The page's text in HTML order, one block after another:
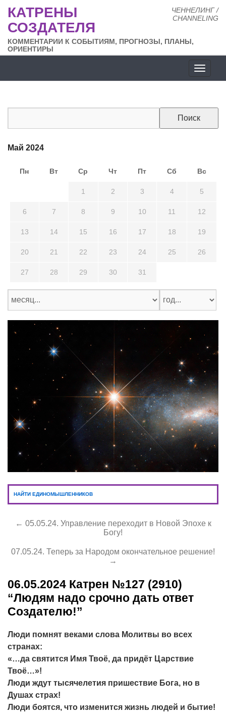
ЧЕННЕЛИНГ /
CHANNELING
КАТРЕНЫ
СОЗДАТЕЛЯ
КОММЕНТАРИИ К СОБЫТИЯМ, ПРОГНОЗЫ, ПЛАНЫ,
ОРИЕНТИРЫ
сайта
Май 2024
Пн Вт Ср Чт Пт Сб Вс
1 2 3 4 5
6 7 8 9 10 11 12
13 14 15 16 17 18 19
20 21 22 23 24 25 26
27 28 29 30 31
НАЙТИ ЕДИНОМЫШЛЕННИКОВ
← 05.05.24. Управление переходит в Новой Эпохе к
Богу!
07.05.24. Теперь за Народом окончательное решение!
→
06.05.2024 Катрен №127 (2910)
“Людям надо срочно дать ответ
Создателю!”
Люди помнят веками слова Молитвы во всех
странах:
«…да святится Имя Твоё, да придёт Царствие
Твоё…»!
Люди ждут тысячелетия пришествие Бога, но в
Душах страх!
Люди боятся, что изменится жизнь людей и бытие!